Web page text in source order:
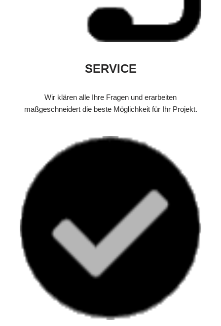
SERVICE
Wir klären alle Ihre Fragen und erarbeiten
maßgeschneidert die beste Möglichkeit für Ihr Projekt.